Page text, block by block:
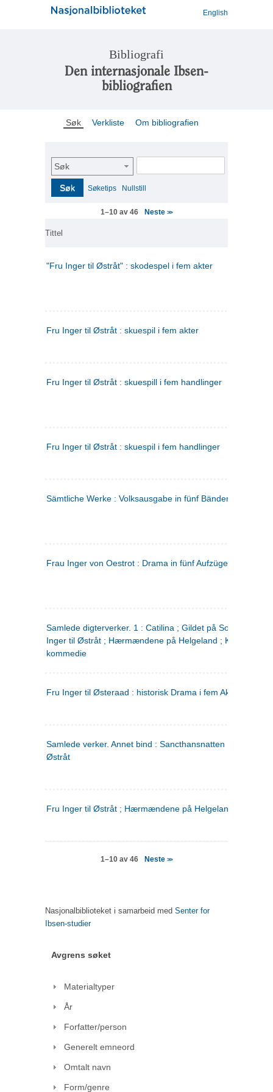
English
Bibliografi
Den internasjonale Ibsen-
bibliografien
Søk Verkliste Om bibliografien
Søk
Søk Søketips Nullstill
1–10 av 46 Neste>>
Tittel
"Fru Inger til Østråt" : skodespel i fem akter
Fru Inger til Østråt : skuespil i fem akter
Fru Inger til Østråt : skuespill i fem handlinger
Fru Inger til Østråt : skuespil i fem handlinger
Sämtliche Werke : Volksausgabe in fünf Bänden
Frau Inger von Oestrot : Drama in fünf Aufzügen
Samlede digterverker. 1 : Catilina ; Gildet på Solhaug ; Fru
Inger til Østråt ; Hærmændene på Helgeland ;
kommedie
Fru Inger til Østeraad : historisk Drama i fem Akter
Samlede verker. Annet bind : Sancthansnatten ; Fru Inger
Østråt
Fru Inger til Østråt ; Hærmændene på Helgeland
1–10 av 46 Neste>>
Nasjonalbiblioteket i samarbeid med Senter for
Ibsen-studier
Avgrens søket
Materialtyper
År
Forfatter/person
Generelt emneord
Omtalt navn
Form/genre